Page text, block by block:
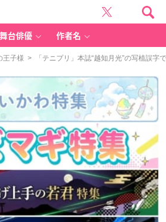
舞台俳優 作者名
王子様 > 「テニプリ」本誌“越知月光”の写植誤字